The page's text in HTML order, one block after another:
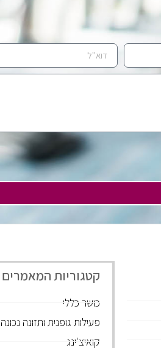
קטגוריות המאמרים
כושר כללי
פעילות גופנית ותזונה נכונה
קואיצ'ינג